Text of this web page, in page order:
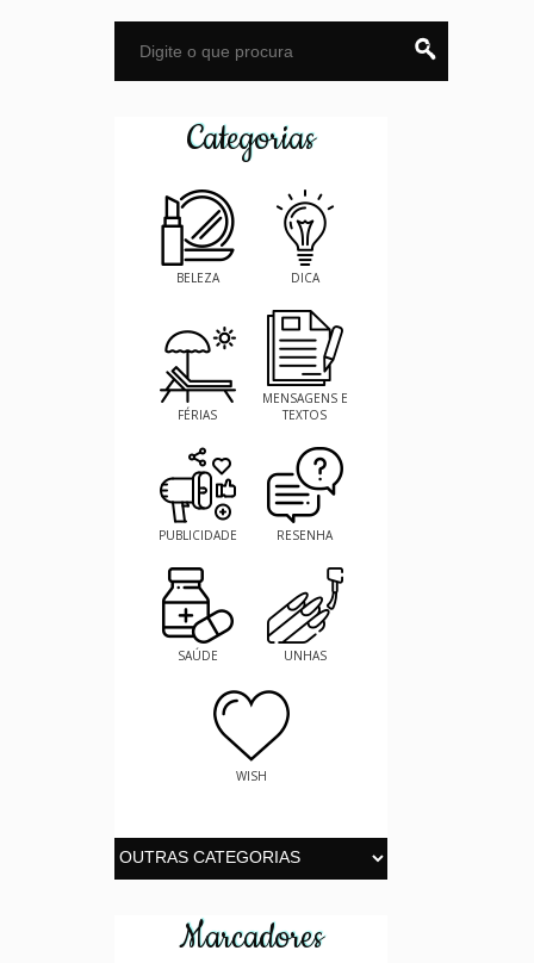
Categorias
BELEZA DICA
FÉRIAS
MENSAGENS E
TEXTOS
PUBLICIDADE RESENHA
SAÚDE UNHAS
WISH
Marcadores